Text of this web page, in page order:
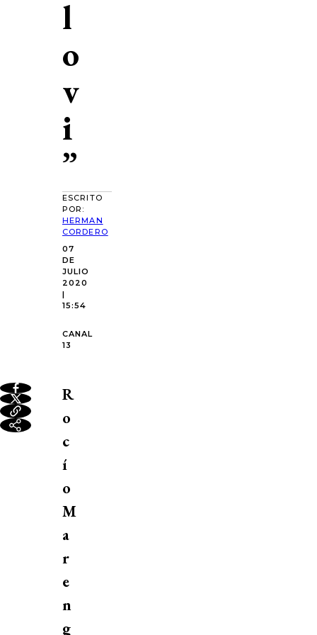
l
o
v
i
”
ESCRITO
POR:
HERMAN
CORDERO
07
DE
JULIO
2020
|
15:54
CANAL
13
R
o
c
í
o
M
a
r
e
n
g